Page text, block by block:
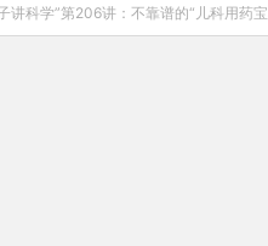
讲科学”第206讲：不靠谱的“儿科用药